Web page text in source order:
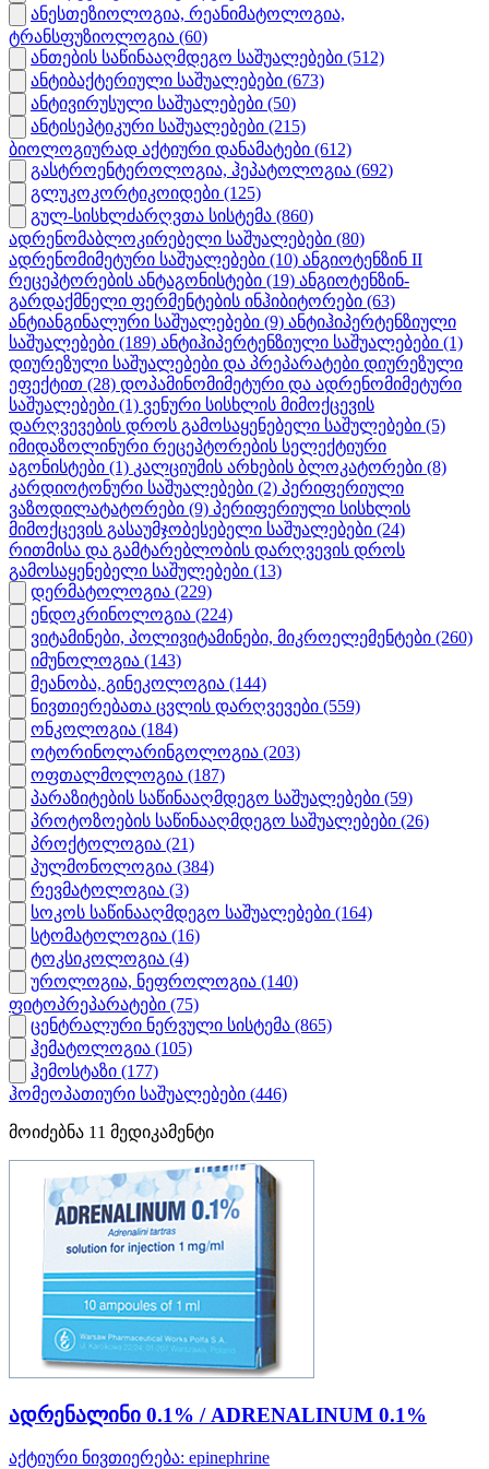
ანესთეზიოლოგია, რეანიმატოლოგია,
ტრანსფუზიოლოგია (60)
ანთების საწინააღმდეგო საშუალებები (512)
ანტიბაქტერიული საშუალებები (673)
ანტივირუსული საშუალებები (50)
ანტისეპტიკური საშუალებები (215)
ბიოლოგიურად აქტიური დანამატები (612)
გასტროენტეროლოგია, ჰეპატოლოგია (692)
გლუკოკორტიკოიდები (125)
გულ-სისხლძარღვთა სისტემა (860)
ადრენომაბლოკირებელი საშუალებები (80)
ადრენომიმეტური საშუალებები (10) ანგიოტენზინ II
რეცეპტორების ანტაგონისტები (19) ანგიოტენზინ-
გარდაქმნელი ფერმენტების ინჰიბიტორები (63)
ანტიანგინალური საშუალებები (9) ანტიჰიპერტენზიული
საშუალებები (189) ანტიჰიპერტენზიული საშუალებები (1)
დიურეზული საშუალებები და პრეპარატები დიურეზული
ეფექტით (28) დოპამინომიმეტური და ადრენომიმეტური
საშუალებები (1) ვენური სისხლის მიმოქცევის
დარღვევების დროს გამოსაყენებელი საშულებები (5)
იმიდაზოლინური რეცეპტორების სელექტიური
აგონისტები (1) კალციუმის არხების ბლოკატორები (8)
კარდიოტონური საშუალებები (2) პერიფერიული
ვაზოდილატატორები (9) პერიფერიული სისხლის
მიმოქცევის გასაუმჯობესებელი საშუალებები (24)
რითმისა და გამტარებლობის დარღვევის დროს
გამოსაყენებელი საშულებები (13)
დერმატოლოგია (229)
ენდოკრინოლოგია (224)
ვიტამინები, პოლივიტამინები, მიკროელემენტები (260)
იმუნოლოგია (143)
მეანობა, გინეკოლოგია (144)
ნივთიერებათა ცვლის დარღვევები (559)
ონკოლოგია (184)
ოტორინოლარინგოლოგია (203)
ოფთალმოლოგია (187)
პარაზიტების საწინააღმდეგო საშუალებები (59)
პროტოზოების საწინააღმდეგო საშუალებები (26)
პროქტოლოგია (21)
პულმონოლოგია (384)
რევმატოლოგია (3)
სოკოს საწინააღმდეგო საშუალებები (164)
სტომატოლოგია (16)
ტოკსიკოლოგია (4)
უროლოგია, ნეფროლოგია (140)
ფიტოპრეპარატები (75)
ცენტრალური ნერვული სისტემა (865)
ჰემატოლოგია (105)
ჰემოსტაზი (177)
ჰომეოპათიური საშუალებები (446)
მოიძებნა 11 მედიკამენტი
ადრენალინი 0.1% / ADRENALINUM 0.1%
აქტიური ნივთიერება: epinephrine